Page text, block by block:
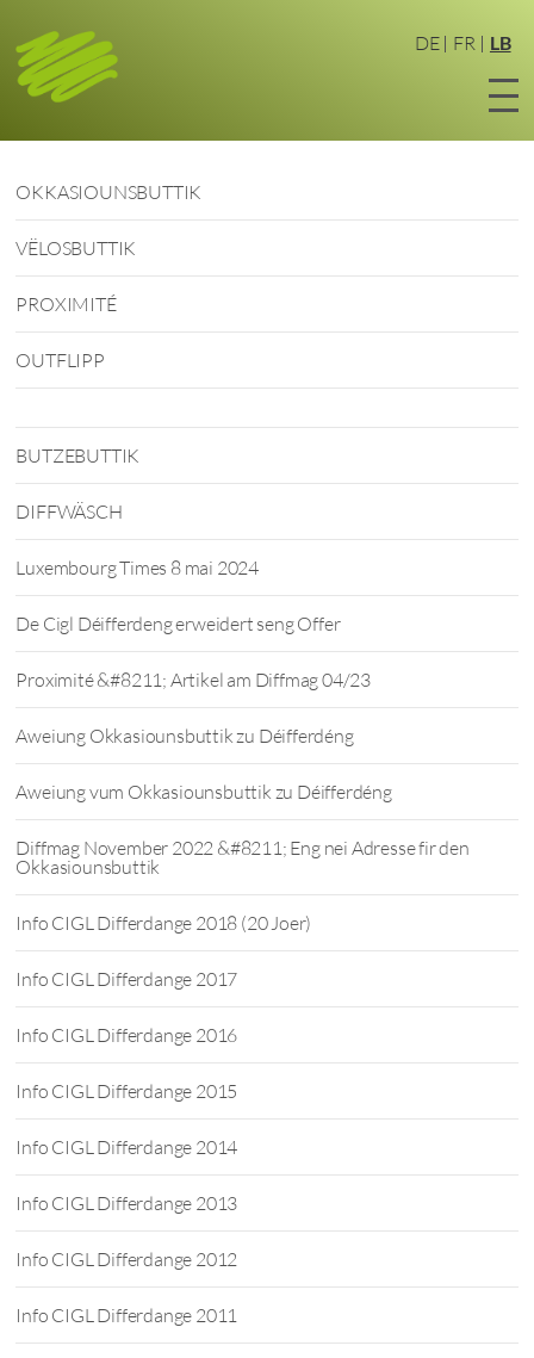
DE FR LB
OKKASIOUNSBUTTIK
VËLOSBUTTIK
PROXIMITÉ
OUTFLIPP
BUTZEBUTTIK
DIFFWÄSCH
Luxembourg Times 8 mai 2024
De Cigl Déifferdeng erweidert seng Offer
Proximité &#8211; Artikel am Diffmag 04/23
Aweiung Okkasiounsbuttik zu Déifferdéng
Aweiung vum Okkasiounsbuttik zu Déifferdéng
Diffmag November 2022 &#8211; Eng nei Adresse fir den
Okkasiounsbuttik
Info CIGL Differdange 2018 (20 Joer)
Info CIGL Differdange 2017
Info CIGL Differdange 2016
Info CIGL Differdange 2015
Info CIGL Differdange 2014
Info CIGL Differdange 2013
Info CIGL Differdange 2012
Info CIGL Differdange 2011